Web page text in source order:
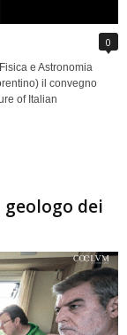
0
e Astronomia
il convegno
of Italian
geologo dei